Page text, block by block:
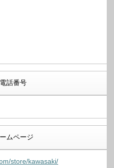
電話番号
ムページ
store/kawasaki/